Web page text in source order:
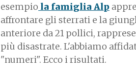
esempio la famiglia Alp
affrontare gli sterrati e la
anteriore da 21 pollici,
più disastrate. L'abbiamo
"numeri". Ecco i risultati.